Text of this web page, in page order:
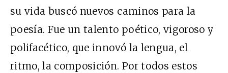
su vida buscó nuevos caminos para la
poesía. Fue un talento poético, vigoroso y
polifacético, que innovó la lengua, el
ritmo, la composición. Por todos estos